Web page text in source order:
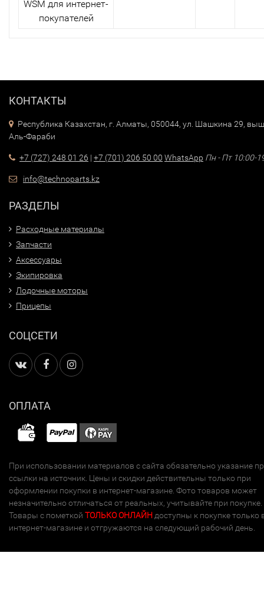
WSM для интернет-
покупателей
КОНТАКТЫ
Республика Казахстан, г. Алматы, 050044, ул. Шашкина 29,
Аль-Фараби
+7 (727) 248 01 26 | +7 (701) 206 50 00 WhatsApp Пн - Пт 10:00-
info@technoparts.kz
РАЗДЕЛЫ
Расходные материалы
Запчасти
Аксессуары
Экипировка
Лодочные моторы
Прицепы
СОЦСЕТИ
ОПЛАТА
При использовании материалов с сайта обязательно указание
ссылки на источник. Цены и скидки действительны только при
оформлении покупки в интернет-магазине. Фото товаров может
незначительно отличаться от реальных, учитывайте при покупке.
Товары с пометкой ТОЛЬКО ОНЛАЙН доступны к покупке только
интернет-магазине и отгружаются на следующий рабочий день.